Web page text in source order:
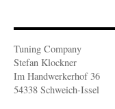
Tuning Company
Stefan Klockner
Im Handwerkerhof 36
54338 Schweich-Issel